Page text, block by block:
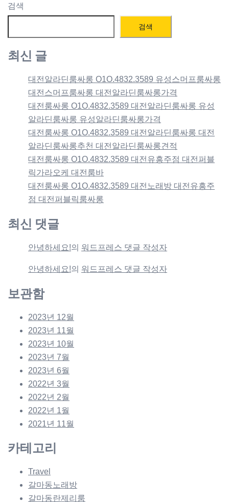
검색
검색
최신 글
대전알라딘룸싸롱 O1O.4832.3589 유성스머프룸싸롱
대전스머프룸싸롱 대전알라딘룸싸롱가격
대전룸싸롱 O1O.4832.3589 대전알라딘룸싸롱 유성
알라딘룸싸롱 유성알라딘룸싸롱가격
대전룸싸롱 O1O.4832.3589 대전알라딘룸싸롱 대전
알라딘룸싸롱추천 대전알라딘룸싸롱견적
대전룸싸롱 O1O.4832.3589 대전유흥주점 대전퍼블
릭가라오케 대전룸바
대전룸싸롱 O1O.4832.3589 대전노래방 대전유흥주
점 대전퍼블릭룸싸롱
최신 댓글
안녕하세요!의 워드프레스 댓글 작성자
안녕하세요!의 워드프레스 댓글 작성자
보관함
2023년 12월
2023년 11월
2023년 10월
2023년 7월
2023년 6월
2022년 3월
2022년 2월
2022년 1월
2021년 11월
카테고리
Travel
갈마동노래방
갈마동란제리룸